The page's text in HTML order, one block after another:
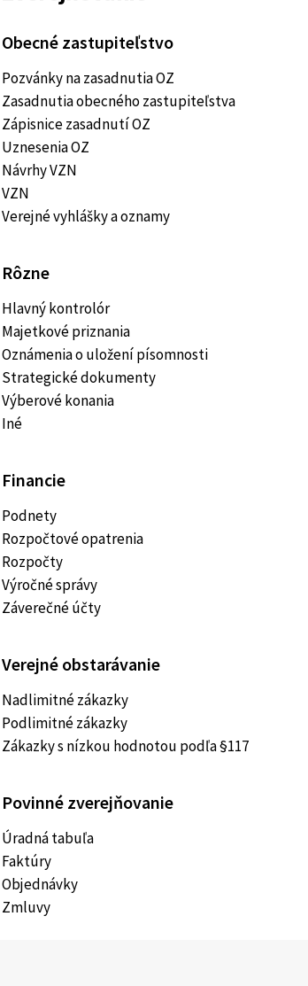
Obecné zastupiteľstvo
Pozvánky na zasadnutia OZ
Zasadnutia obecného zastupiteľstva
Zápisnice zasadnutí OZ
Uznesenia OZ
Návrhy VZN
VZN
Verejné vyhlášky a oznamy
Rôzne
Hlavný kontrolór
Majetkové priznania
Oznámenia o uložení písomnosti
Strategické dokumenty
Výberové konania
Iné
Financie
Podnety
Rozpočtové opatrenia
Rozpočty
Výročné správy
Záverečné účty
Verejné obstarávanie
Nadlimitné zákazky
Podlimitné zákazky
Zákazky s nízkou hodnotou podľa §117
Povinné zverejňovanie
Úradná tabuľa
Faktúry
Objednávky
Zmluvy